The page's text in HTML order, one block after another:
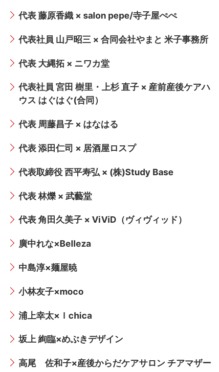
共済・福利厚生
検定試験
貸会議室・テナント募集
証明書・申請
職員採用
情報
代表 藤原香織 × salon pepe/寺子屋ぺぺ
代表社員 山戸昭三 × 合同会社やまと 米子事務所
代表 大縄拓 × ニワカ堂
代表社員 宮田 樹里・上杉 直子 × 産前産後ケアハ
ウス はぐはぐ(合同）
代表 周藤昌子 × はなはる
代表 添田仁司 × 居酒屋ロスプ
代表取締役 西平寿弘 × (株)Study Base
代表 林爍 × 武藝堂
代表 角田久美子 × ViViD（ヴィヴィッド）
廣中れな×Belleza
中島淳×麺屋暁
小林友子×moco
浦上幸太×Ｉchica
坂上 絢臨×めぶきデザイン
高尾 佐和子×産後からだケアサロン チアマザー